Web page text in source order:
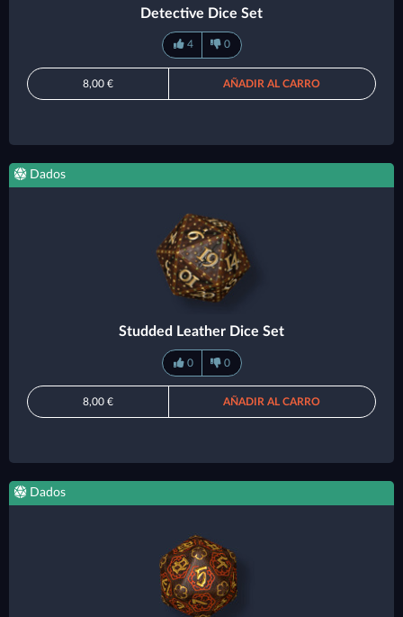
Detective Dice Set
4 0
8,00 € AÑADIR AL CARRO
Dados
Studded Leather Dice Set
0 0
8,00 € AÑADIR AL CARRO
Dados